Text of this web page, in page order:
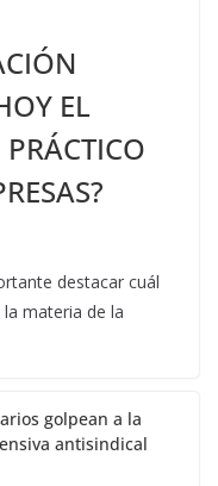
EL
destacar cuál
materia de la
golpean a la
antisindical